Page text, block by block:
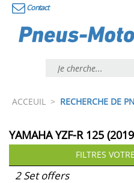
Contact
ACCEUIL > RECHERCHE DE
YAMAHA YZF-R 125
FILTRES
2 Set offers